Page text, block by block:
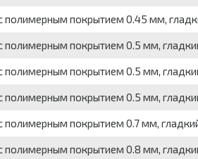
полимерным покрытием 0.45 мм,
полимерным покрытием 0.5 мм,
полимерным покрытием 0.5 мм,
полимерным покрытием 0.5 мм,
полимерным покрытием 0.7 мм,
полимерным покрытием 0.8 мм,